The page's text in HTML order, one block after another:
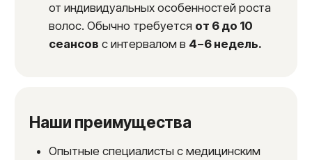
100%
комфорт